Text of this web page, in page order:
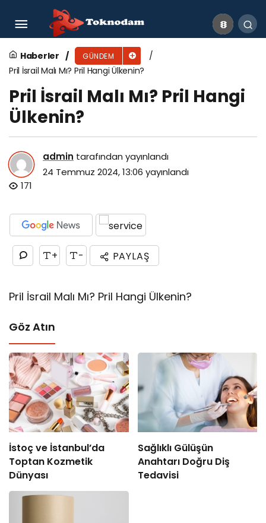
Haberler GÜNDEM
Pril İsrail Malı Mı? Pril Hangi Ülkenin?
Pril İsrail Malı Mı? Pril Hangi
Ülkenin?
admin tarafından yayınlandı
24 Temmuz 2024, 13:06 yayınlandı
171
+ - PAYLAŞ
Pril İsrail Malı Mı? Pril Hangi Ülkenin?
Göz Atın
İstoç ve İstanbul’da
Toptan Kozmetik
Dünyası
Sağlıklı Gülüşün
Anahtarı Doğru Diş
Tedavisi
Signal İsrail Malı Mı? Signal Hangi Ülkenin?